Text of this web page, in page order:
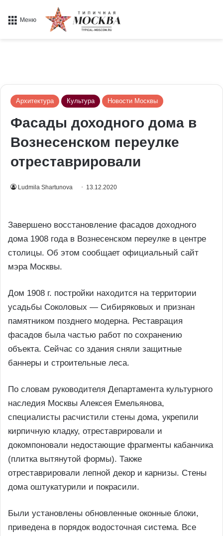
Меню
Архитектура Культура Новости Москвы
Фасады доходного дома в
Вознесенском переулке
отреставрировали
Ludmila Shartunova 13.12.2020
Завершено восстановление фасадов доходного
дома 1908 года в Вознесенском переулке в центре
столицы. Об этом сообщает официальный сайт
мэра Москвы.
Дом 1908 г. постройки находится на территории
усадьбы Соколовых — Сибиряковых и признан
памятником позднего модерна. Реставрация
фасадов была частью работ по сохранению
объекта. Сейчас со здания сняли защитные
баннеры и строительные леса.
По словам руководителя Департамента культурного
наследия Москвы Алексея Емельянова,
специалисты расчистили стены дома, укрепили
кирпичную кладку, отреставрировали и
докомпоновали недостающие фрагменты кабанчика
(плитка вытянутой формы). Также
отреставрировали лепной декор и карнизы. Стены
дома оштукатурили и покрасили.
Были установлены обновленные оконные блоки,
приведена в порядок водосточная система. Все